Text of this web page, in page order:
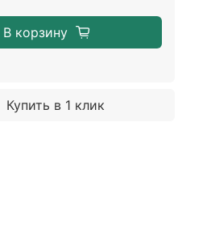
В корзину
Купить в 1 клик